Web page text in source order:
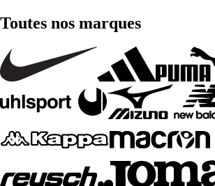
Toutes nos marques